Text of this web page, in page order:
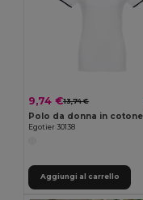
9,74 €13,74 €
Egotier 30138
Aggiungi al carrello